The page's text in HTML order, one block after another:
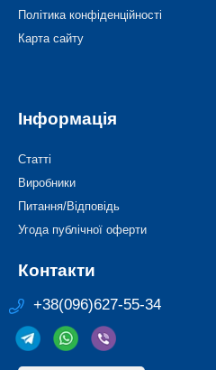
Політика конфіденційності
Карта сайту
Інформація
Статті
Виробники
Питання/Відповідь
Угода публічної оферти
Контакти
+38(096)627-55-34